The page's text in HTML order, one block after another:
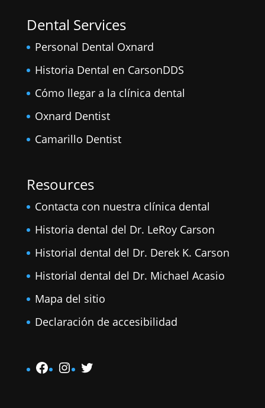
Dental Services
Personal Dental Oxnard
Historia Dental en CarsonDDS
Cómo llegar a la clínica dental
Oxnard Dentist
Camarillo Dentist
Resources
Contacta con nuestra clínica dental
Historia dental del Dr. LeRoy Carson
Historial dental del Dr. Derek K. Carson
Historial dental del Dr. Michael Acasio
Mapa del sitio
Declaración de accesibilidad
Facebook
Instagram
Twitter